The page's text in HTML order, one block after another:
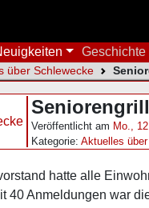
Geschichte
über Schlewecke
Veröffentlicht am Mo.,
Kategorie: Aktuelles
hatte alle
40 Anmeldungen war